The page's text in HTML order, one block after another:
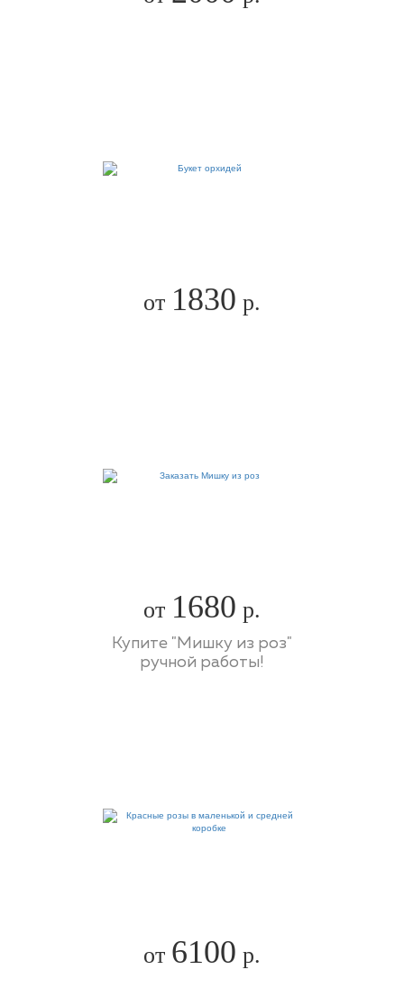
от 1830 р.
от 1680 р.
Купите "Мишку из роз"
ручной работы!
от 6100 р.